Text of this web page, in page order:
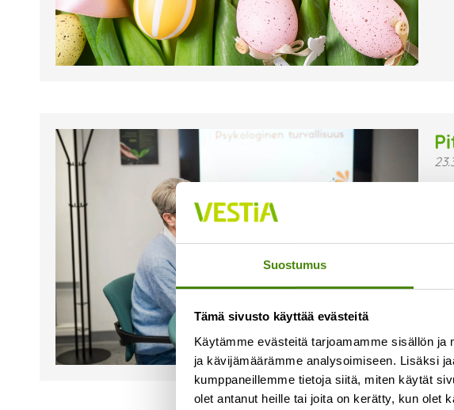
Suostumus
Tämä sivusto käyttää evästeitä
Käytämme evästeitä tarjoamamme sisällön
ja kävijämäärämme analysoimiseen. Lisäksi
kumppaneillemme tietoja siitä, miten käytät
olet antanut heille tai joita on kerätty, kun olet